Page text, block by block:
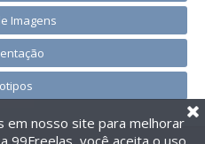
Imagens
em nosso site para melhorar
99Freelas, você aceita o uso